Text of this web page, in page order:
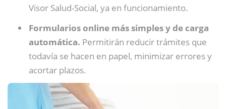
Visor Salud-Social, ya en funcionamiento.
Formularios online más simples y de carga
automática. Permitirán reducir trámites que
todavía se hacen en papel, minimizar errores y
acortar plazos.